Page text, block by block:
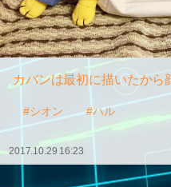
カバンは最初に描いたから
#シオン #ハル
2017.10.29 16:23